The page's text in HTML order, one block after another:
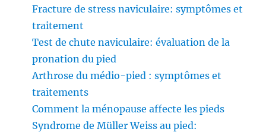
Fracture de stress naviculaire: symptômes et
traitement
Test de chute naviculaire: évaluation de la
pronation du pied
Arthrose du médio-pied : symptômes et
traitements
Comment la ménopause affecte les pieds
Syndrome de Müller Weiss au pied: